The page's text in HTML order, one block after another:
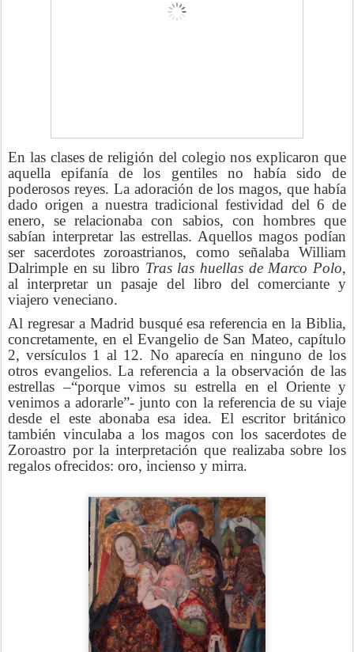
En las clases de religión del colegio nos explicaron que
aquella epifanía de los gentiles no había sido de
poderosos reyes. La adoración de los magos, que había
dado origen a nuestra tradicional festividad del 6 de
enero, se relacionaba con sabios, con hombres que
sabían interpretar las estrellas. Aquellos magos podían
ser sacerdotes zoroastrianos, como señalaba William
Dalrimple en su libro Tras las huellas de Marco Polo,
al interpretar un pasaje del libro del comerciante y
viajero veneciano.
Al regresar a Madrid busqué esa referencia en la Biblia,
concretamente, en el Evangelio de San Mateo, capítulo
2, versículos 1 al 12. No aparecía en ninguno de los
otros evangelios. La referencia a la observación de las
estrellas –“porque vimos su estrella en el Oriente y
venimos a adorarle”- junto con la referencia de su viaje
desde el este abonaba esa idea. El escritor británico
también vinculaba a los magos con los sacerdotes de
Zoroastro por la interpretación que realizaba sobre los
regalos ofrecidos: oro, incienso y mirra.